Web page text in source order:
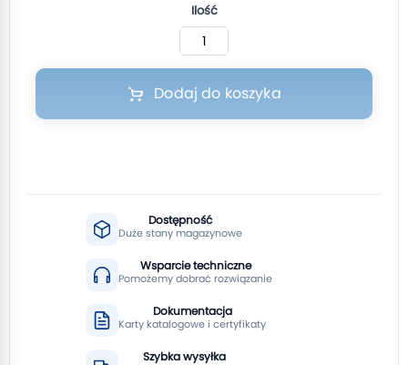
Ilość
Dodaj do koszyka
Dostępność
Duże stany magazynowe
Wsparcie techniczne
Pomożemy dobrać rozwiązanie
Dokumentacja
Karty katalogowe i certyfikaty
Szybka wysyłka